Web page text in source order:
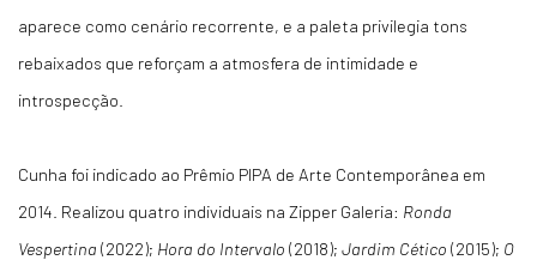
aparece como cenário recorrente, e a paleta privilegia tons
rebaixados que reforçam a atmosfera de intimidade e
introspecção.
Cunha foi indicado ao Prêmio PIPA de Arte Contemporânea em
2014. Realizou quatro individuais na Zipper Galeria: Ronda
Vespertina (2022); Hora do Intervalo (2018); Jardim Cético (2015); O